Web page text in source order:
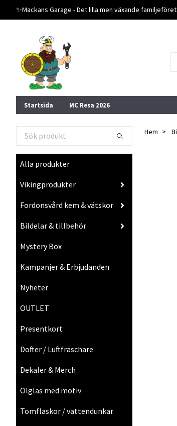
✨️Mackans Garage - Det lilla men växande
Startsida MC Resa 2026
Alla produkter
Vikingprodukter
Fordonsvård kem & vätskor
Bildelar & tillbehör
Mystery Box
Kampanjer & Erbjudanden
Nyheter
OUTLET
Presentkort
Dofter / Luftfräschare
Dekaler & Merch
Ölglas med motiv
Tomflaskor / vattendunkar
Hem